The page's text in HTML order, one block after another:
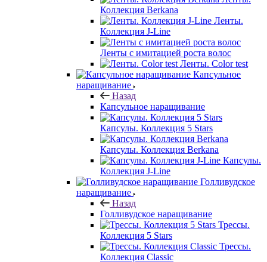
Коллекция Berkana
Ленты.
Коллекция J-Line
Ленты с имитацией роста волос
Ленты. Color test
Капсульное
наращивание
Назад
Капсульное наращивание
Капсулы. Коллекция 5 Stars
Капсулы. Коллекция Berkana
Капсулы.
Коллекция J-Line
Голливудское
наращивание
Назад
Голливудское наращивание
Трессы.
Коллекция 5 Stars
Трессы.
Коллекция Classic